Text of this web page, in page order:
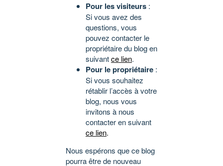
Pour les visiteurs :
Si vous avez des
questions, vous
pouvez contacter le
propriétaire du blog en
suivantce lien.
Pour le propriétaire :
Si vous souhaitez
rétablir l’accès à votre
blog, nous vous
invitons à nous
contacter en suivant
ce lien.
Nous espérons que ce blog
pourra être de nouveau